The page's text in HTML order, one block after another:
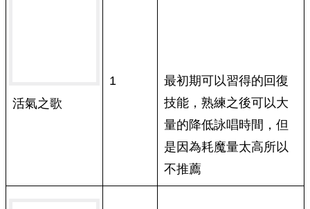
活氣之歌
1
最初期可以習得的回復
技能，熟練之後可以大
量的降低詠唱時間，但
是因為耗魔量太高所以
不推薦